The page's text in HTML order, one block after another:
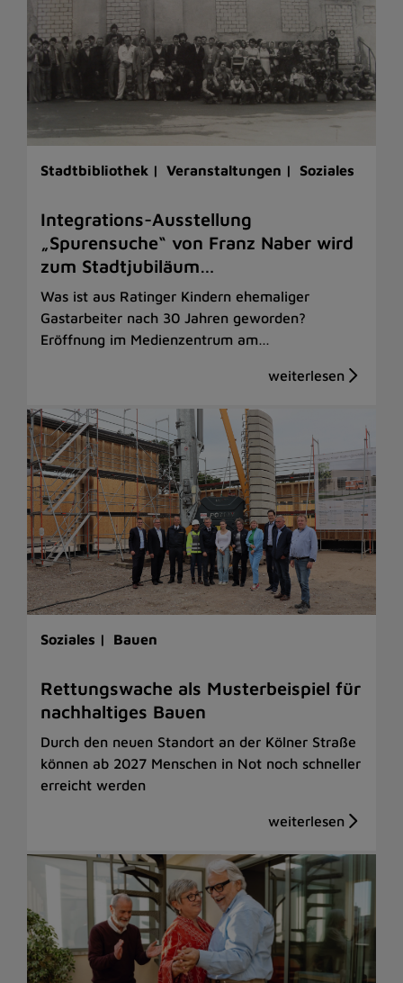
Stadtbibliothek | Veranstaltungen | Soziales
Integrations-Ausstellung
„Spurensuche“ von Franz Naber wird
zum Stadtjubiläum…
Was ist aus Ratinger Kindern ehemaliger
Gastarbeiter nach 30 Jahren geworden?
Eröffnung im Medienzentrum am…
Soziales | Bauen
Rettungswache als Musterbeispiel für
nachhaltiges Bauen
Durch den neuen Standort an der Kölner Straße
können ab 2027 Menschen in Not noch schneller
erreicht werden